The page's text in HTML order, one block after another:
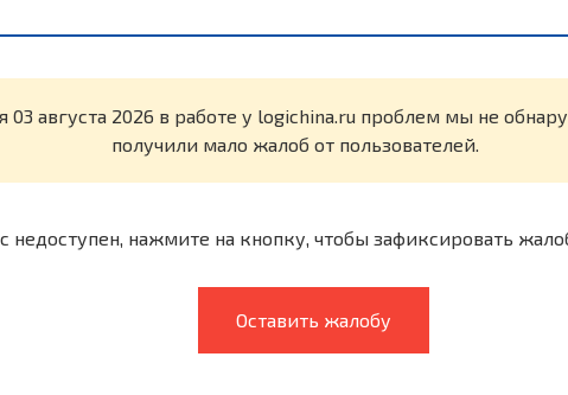
03 августа 2026 в работе у logichina.ru проблем мы не
получили мало жалоб от пользователей.
недоступен, нажмите на кнопку, чтобы зафиксировать
Оставить жалобу